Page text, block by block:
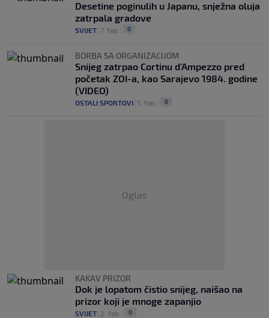
Desetine poginulih u Japanu, snježna oluja
zatrpala gradove
SVIJET 7. feb. 0
BORBA SA ORGANIZACIJOM
Snijeg zatrpao Cortinu d'Ampezzo pred
početak ZOI-a, kao Sarajevo 1984. godine
(VIDEO)
OSTALI SPORTOVI 5. feb. 0
Oglas
KAKAV PRIZOR
Dok je lopatom čistio snijeg, naišao na
prizor koji je mnoge zapanjio
SVIJET 2. feb. 0